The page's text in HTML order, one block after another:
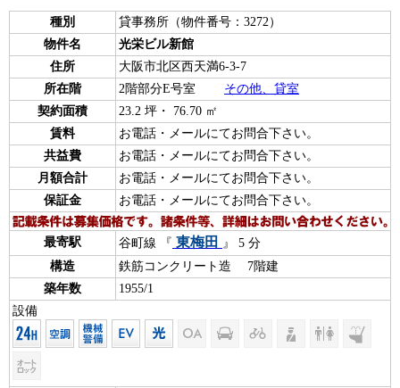
種別
貸事務所（物件番号：3272）
物件名
光栄ビル新館
住所
大阪市北区西天満6-3-7
所在階
2階部分E号室 その他、貸室
契約面積
23.2 坪・ 76.70 ㎡
賃料
お電話・メールにてお問合下さい。
共益費
お電話・メールにてお問合下さい。
月額合計
お電話・メールにてお問合下さい。
保証金
お電話・メールにてお問合下さい。
最寄駅 谷町線 『 東梅田
』 5 分
構造
鉄筋コンクリート造 7階建
築年数
1955/1
設備